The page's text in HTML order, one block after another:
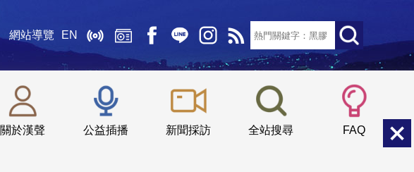
網站導覽 EN
關於漢聲 公益插播 新聞採訪 全站搜尋 FAQ
小 中